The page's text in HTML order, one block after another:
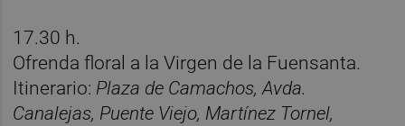
17.30 h.
Ofrenda floral a la Virgen de la Fuensanta.
Itinerario: Plaza de Camachos, Avda.
Canalejas, Puente Viejo, Martínez Tornel,